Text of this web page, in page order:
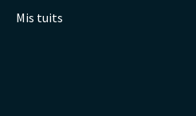
Mis tuits